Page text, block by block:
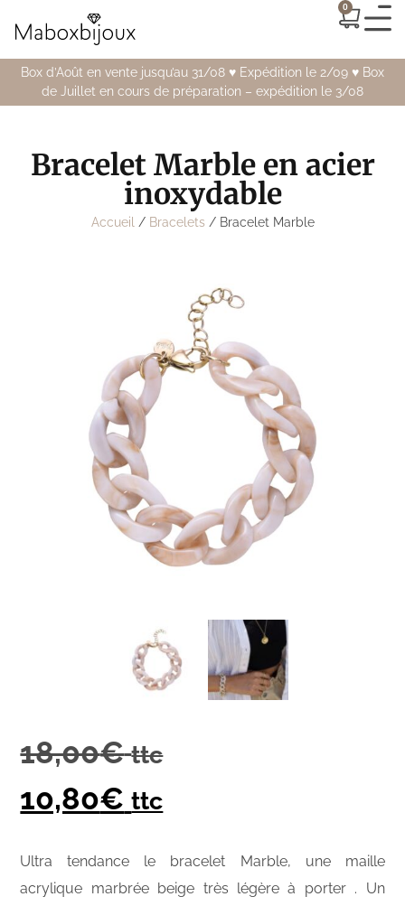
0
Box d’Août en vente jusqu’au 31/08 ♥️ Expédition le 2/09 ♥️ Box
de Juillet en cours de préparation – expédition le 3/08
Bracelet Marble en acier
inoxydable
Accueil / Bracelets / Bracelet Marble
18,00€ ttc
10,80€ ttc
Ultra tendance le bracelet Marble, une maille
acrylique marbrée beige très légère à porter . Un